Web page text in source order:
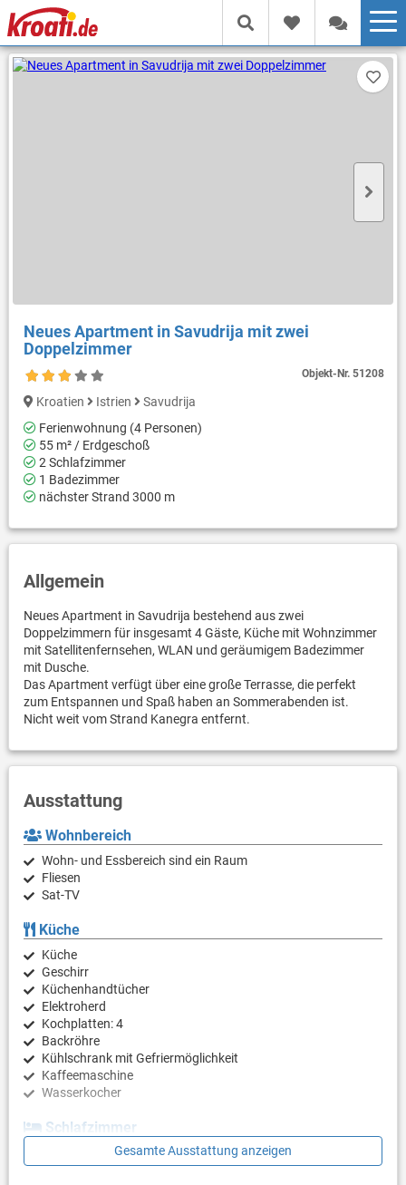
Neues Apartment in Savudrija mit zwei
Doppelzimmer
Objekt-Nr.51208
Kroatien Istrien
Savudrija
Ferienwohnung (4 Personen)
55 m² / Erdgeschoß
2 Schlafzimmer
1 Badezimmer
nächster Strand 3000 m
Allgemein
Neues Apartment in Savudrija bestehend aus zwei
Doppelzimmern für insgesamt 4 Gäste, Küche mit Wohnzimmer
mit Satellitenfernsehen, WLAN und geräumigem Badezimmer
mit Dusche.
Das Apartment verfügt über eine große Terrasse, die perfekt
zum Entspannen und Spaß haben an Sommerabenden ist.
Nicht weit vom Strand Kanegra entfernt.
Ausstattung
Wohnbereich
Wohn- und Essbereich sind ein Raum
Fliesen
Sat-TV
Küche
Küche
Geschirr
Küchenhandtücher
Elektroherd
Kochplatten: 4
Backröhre
Kühlschrank mit Gefriermöglichkeit
Kaffeemaschine
Wasserkocher
Schlafzimmer
Schlafzimmer mit Doppelbett, Laminat
Schlafzimmer mit 2 Einzelbetten, Laminat
Gesamte Ausstattung anzeigen